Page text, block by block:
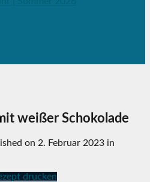
weißer Schokolade
on 2. Februar 2023 in
drucken